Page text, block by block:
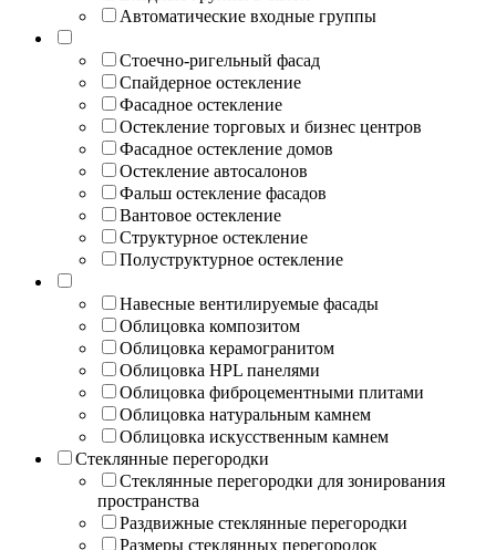
Автоматические входные группы
Стоечно-ригельный фасад
Спайдерное остекление
Фасадное остекление
Остекление торговых и бизнес центров
Фасадное остекление домов
Остекление автосалонов
Фальш остекление фасадов
Вантовое остекление
Структурное остекление
Полуструктурное остекление
Навесные вентилируемые фасады
Облицовка композитом
Облицовка керамогранитом
Облицовка HPL панелями
Облицовка фиброцементными плитами
Облицовка натуральным камнем
Облицовка искусственным камнем
Стеклянные перегородки
Стеклянные перегородки для зонирования
пространства
Раздвижные стеклянные перегородки
Размеры стеклянных перегородок